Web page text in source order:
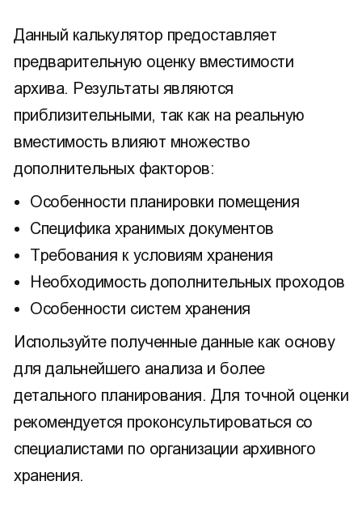
Данный калькулятор предоставляет
предварительную оценку вместимости
архива. Результаты являются
приблизительными, так как на реальную
вместимость влияют множество
дополнительных факторов:
Особенности планировки помещения
Специфика хранимых документов
Требования к условиям хранения
Необходимость дополнительных проходов
Особенности систем хранения
Используйте полученные данные как основу
для дальнейшего анализа и более
детального планирования. Для точной оценки
рекомендуется проконсультироваться со
специалистами по организации архивного
хранения.